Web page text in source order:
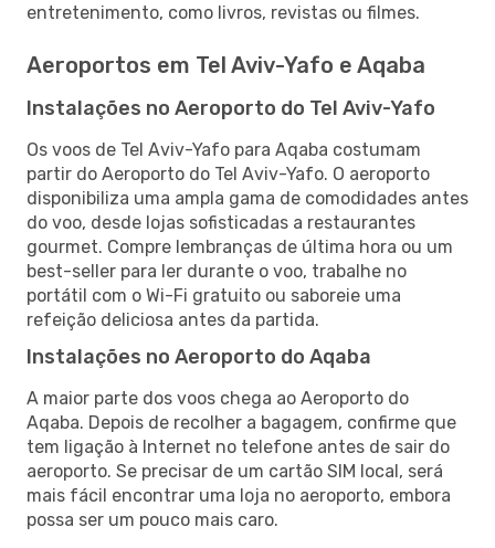
entretenimento, como livros, revistas ou filmes.
Aeroportos em Tel Aviv-Yafo e Aqaba
Instalações no Aeroporto do Tel Aviv-Yafo
Os voos de Tel Aviv-Yafo para Aqaba costumam
partir do Aeroporto do Tel Aviv-Yafo. O aeroporto
disponibiliza uma ampla gama de comodidades antes
do voo, desde lojas sofisticadas a restaurantes
gourmet. Compre lembranças de última hora ou um
best-seller para ler durante o voo, trabalhe no
portátil com o Wi-Fi gratuito ou saboreie uma
refeição deliciosa antes da partida.
Instalações no Aeroporto do Aqaba
A maior parte dos voos chega ao Aeroporto do
Aqaba. Depois de recolher a bagagem, confirme que
tem ligação à Internet no telefone antes de sair do
aeroporto. Se precisar de um cartão SIM local, será
mais fácil encontrar uma loja no aeroporto, embora
possa ser um pouco mais caro.